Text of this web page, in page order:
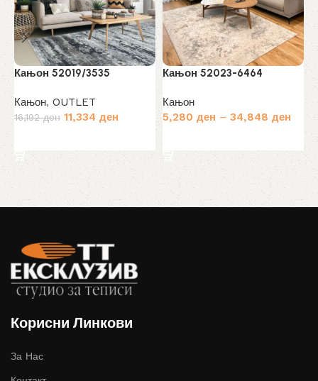
Кањон 52019/3535
Кањон, OUTLET
16,192ден Original
11,334 ден
Кањон 52023-6464
Кањон
5,280 ден – 34,848 ден
Корисни Линкови
За Нас